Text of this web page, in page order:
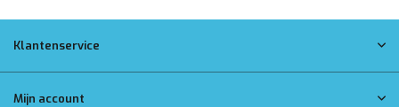
Klantenservice
Mijn account